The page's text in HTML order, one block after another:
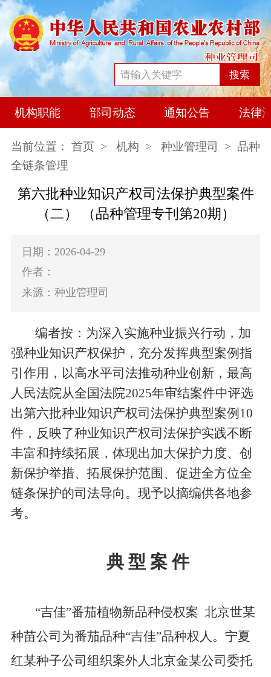
搜索
机构职能 部司动态 通知公告 法律
当前位置： 首页 > 机构 > 种业管理司
> 品种
全链条管理
第六批种业知识产权司法保护典型案件
（二） （品种管理专刊第20期）
日期：2026-04-29
作者：
来源：种业管理司
编者按： 为深入实施种业振兴行动，加
强种业知识产权保护，充分发挥典型案例指
引作用，以高水平司法推动种业创新，最高
人民法院从全国法院2025年审结案件中评选
出第六批种业知识产权司法保护典型案例 10
件，反映了种业知识产权司法保护实践不断
丰富和持续拓展， 体现出加大保护力度、 创
新保护举措、 拓展保护范围 、 促进全方位全
链条保护的司法导向 。 现予以摘编供各地参
考。
典 型 案 件
“吉佳”番茄植物新品种侵权案 北京世某
种苗公司为番茄品种“吉佳”品种权人。宁夏
红某种子公司组织案外人北京金某公司委托